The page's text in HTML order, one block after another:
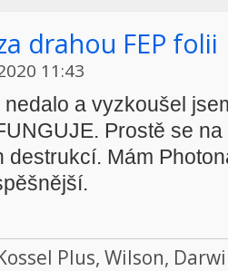
drahou FEP folii
11:43
nedalo a vyzkoušel
Prostě se
destrukcí. Mám
Plus, Wilson,